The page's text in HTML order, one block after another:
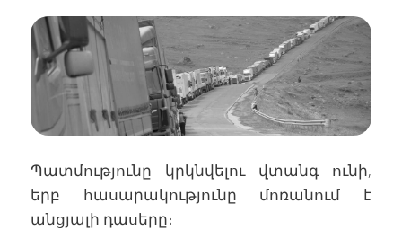
Պատմությունը կրկնվելու վտանգ ունի,
երբ հասարակությունը մոռանում է
անցյալի դասերը։